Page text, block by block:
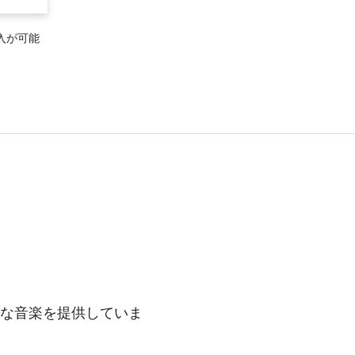
が可能
音楽を提供していま